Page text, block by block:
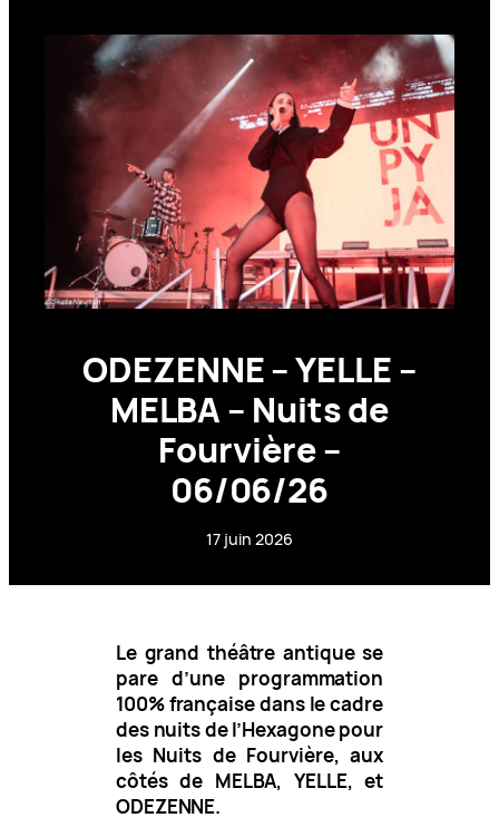
ODEZENNE – YELLE –
MELBA – Nuits de
Fourvière –
06/06/26
17 juin 2026
Le grand théâtre antique se
pare d’une programmation
100% française dans le cadre
des nuits de l’Hexagone pour
les Nuits de Fourvière, aux
côtés de MELBA, YELLE, et
ODEZENNE.